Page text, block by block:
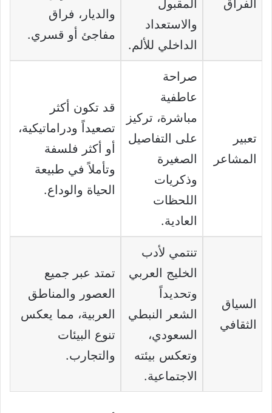
الفراق
المقبول
والاستعداد
الداخلي للألم.
والديار، فراق
مفاجئ أو قسري.
تعبير
المشاعر
صراحة
عاطفية
مباشرة، تركيز
على التفاصيل
الصغيرة
وذكريات
اللحظات
العادية.
قد تكون أكثر
تصعيداً ودراماتيكية،
أو أكثر فلسفة
وتأملاً في طبيعة
الحياة والوداع.
السياق
الثقافي
تنتمي لأدب
الخليج العربي
وتحديداً
الشعر النبطي
السعودي،
وتعكس بيئته
الاجتماعية.
تمتد عبر جميع
العصور والمناطق
العربية، مما يعكس
تنوع البيئات
والتجارب.